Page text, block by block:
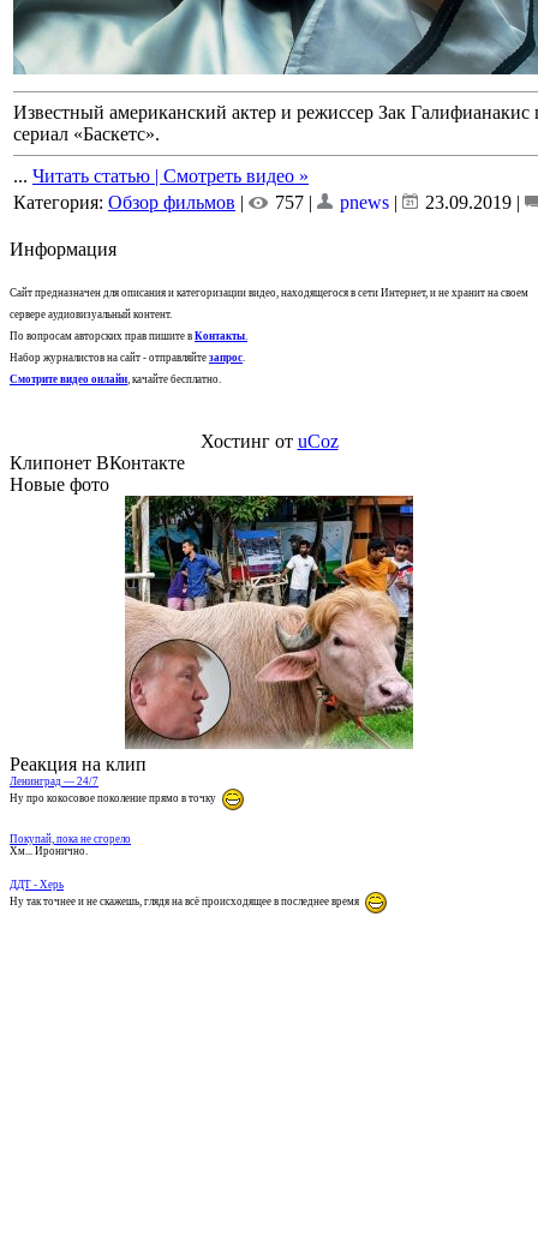
Известный американский актер и режиссер Зак
сериал «Баскетс».
... Читать статью | Смотреть видео »
Категория: Обзор фильмов | 757 | pnews | 23.09.2019 |
Информация
Сайт предназначен для описания и категоризации видео, находящегося в сети Интернет, и не хранит на своем
сервере аудиовизуальный контент.
По вопросам авторских прав пишите в Контакты.
Набор журналистов на сайт - отправляйте запрос.
Смотрите видео онлайн, качайте бесплатно.
Хостинг от uCoz
Клипонет ВКонтакте
Новые фото
Реакция на клип
Ленинград — 24/7
Ну про кокосовое поколение прямо в точку
Покупай, пока не сгорело
Хм... Иронично.
ДДТ - Херь
Ну так точнее и не скажешь, глядя на всё происходящее в последнее время